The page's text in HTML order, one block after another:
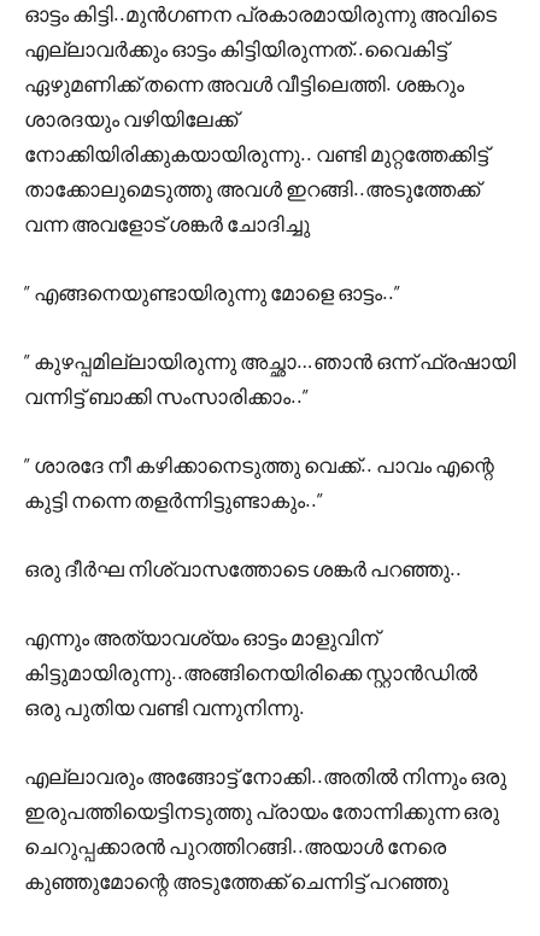
ഓട്ടം കിട്ടി..മുൻഗണന പ്രകാരമായിരുന്നു അവിടെ
എല്ലാവർക്കും ഓട്ടം കിട്ടിയിരുന്നത്..വൈകിട്ട്
ഏഴുമണിക്ക് തന്നെ അവൾ വീട്ടിലെത്തി. ശങ്കറും
ശാരദയും വഴിയിലേക്ക്
നോക്കിയിരിക്കുകയായിരുന്നു.. വണ്ടി മുറ്റത്തേക്കിട്ട്
താക്കോലുമെടുത്തു അവൾ ഇറങ്ങി..അടുത്തേക്ക്
വന്ന അവളോട് ശങ്കർ ചോദിച്ചു
” എങ്ങനെയുണ്ടായിരുന്നു മോളെ ഓട്ടം..”
” കുഴപ്പമില്ലായിരുന്നു അച്ഛാ…ഞാൻ ഒന്ന് ഫ്രഷായി
വന്നിട്ട് ബാക്കി സംസാരിക്കാം..”
” ശാരദേ നീ കഴിക്കാനെടുത്തു വെക്ക്.. പാവം എന്റെ
കുട്ടി നന്നെ തളർന്നിട്ടുണ്ടാകും..”
ഒരു ദീർഘ നിശ്വാസത്തോടെ ശങ്കർ പറഞ്ഞു..
എന്നും അത്യാവശ്യം ഓട്ടം മാളുവിന്‌
കിട്ടുമായിരുന്നു..അങ്ങിനെയിരിക്കെ സ്റ്റാൻഡിൽ
ഒരു പുതിയ വണ്ടി വന്നുനിന്നു.
എല്ലാവരും അങ്ങോട്ട് നോക്കി..അതിൽ നിന്നും ഒരു
ഇരുപത്തിയെട്ടിനടുത്തു പ്രായം തോന്നിക്കുന്ന ഒരു
ചെറുപ്പക്കാരൻ പുറത്തിറങ്ങി..അയാൾ നേരെ
കുഞ്ഞുമോന്റെ അടുത്തേക്ക് ചെന്നിട്ട് പറഞ്ഞു